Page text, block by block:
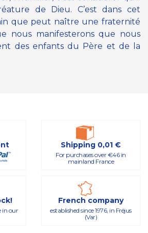
de Dieu. C’est dans cet
que peut naître une fraternité
nous manifesterons que nous
des enfants du Père et de la
Shipping 0,01 €
For purchases over €46 in
mainland France
in our
French company
established since 1976, in Fréjus
(Var)